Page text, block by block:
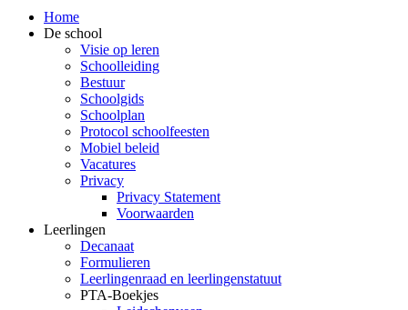
Home
De school
Visie op leren
Schoolleiding
Bestuur
Schoolgids
Schoolplan
Protocol schoolfeesten
Mobiel beleid
Vacatures
Privacy
Privacy Statement
Voorwaarden
Leerlingen
Decanaat
Formulieren
Leerlingenraad en leerlingenstatuut
PTA-Boekjes